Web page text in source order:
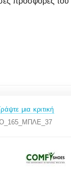
μια κριτική